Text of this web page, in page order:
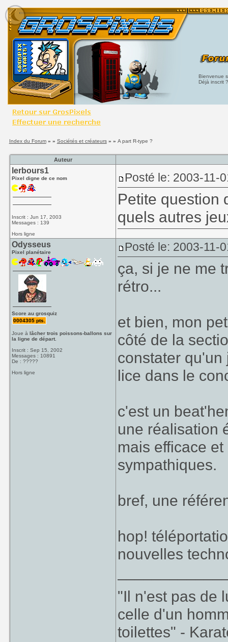
Bienvenue
Déjà inscrit
Index du Forum» » Sociétés et créateurs» » A part R-type ?
Auteur
lerbours1
Pixel digne de ce nom
Inscrit : Jun 17, 2003
Messages : 139
Hors ligne
Posté le: 2003-11-
Petite question
quels autres
Odysseus
Pixel planétaire
Score au grosquiz
0004305 pts.
Joue àlâcher trois poissons-ballons sur
la ligne de départ.
Inscrit : Sep 15, 2002
Messages : 10891
De : ?????
Hors ligne
Posté le: 2003-11-
ça, si je ne me
rétro...
et bien, mon
côté de la
constater
lice dans le
c'est un
une réalisation
mais efficace
sympathiques.
bref, une
hop!
nouvelles
"Il n'est pas de
celle d'un
toilettes" -